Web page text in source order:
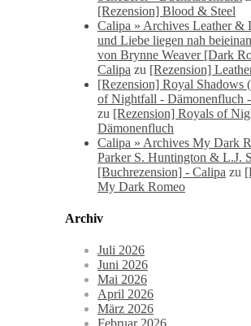
[Rezension] Blood & Steel
Calipa » Archives Leather &
und Liebe liegen nah
von Brynne Weaver [Dark
Calipa zu [Rezension]
[Rezension] Royal Shadows
of Nightfall - Dämonenfluch
zu [Rezension] Royals of
Dämonenfluch
Calipa » Archives My Dark
Parker S. Huntington & L.J.
[Buchrezension] - Calipa zu
My Dark Romeo
Archiv
Juli 2026
Juni 2026
Mai 2026
April 2026
März 2026